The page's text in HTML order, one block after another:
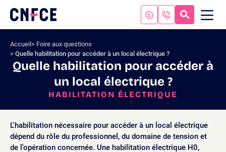
contenu
menu
Aller
Logo
site
Accueil
Foire aux questions
Quelle habilitation pour accéder à un local électrique ?
Quelle habilitation pour accéder à
un local électrique ?
HABILITATION ÉLECTRIQUE
L'habilitation nécessaire pour accéder à un local électrique
dépend du rôle du professionnel, du domaine de tension et
de l'opération concernée. Une habilitation électrique H0,